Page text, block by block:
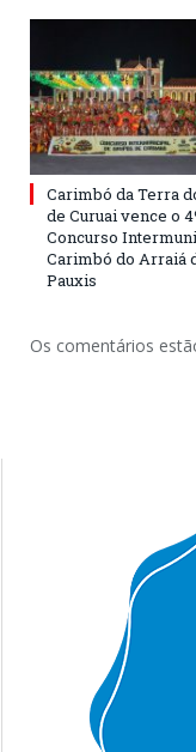
Carimbó da Terra
de Curuai vence o
Concurso
Carimbó do Arraiá
Pauxis
Os comentários